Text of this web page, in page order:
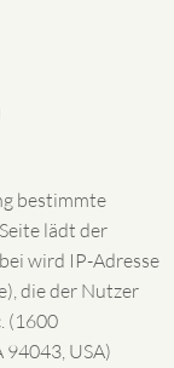
bestimmte
lädt der
wird IP-Adresse
die der Nutzer
(1600
USA)